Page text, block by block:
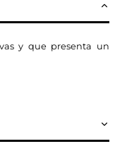
y que presenta un